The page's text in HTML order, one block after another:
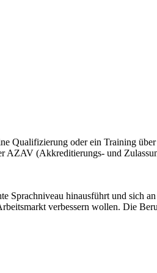
Qualifizierung oder ein Training
AZAV (Akkreditierungs- und
Sprachniveau hinausführt und sich
verbessern wollen. Die